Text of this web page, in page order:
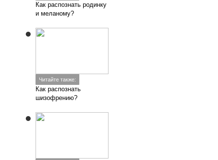
Как распознать родинку
и меланому?
Читайте также:
Как распознать
шизофрению?